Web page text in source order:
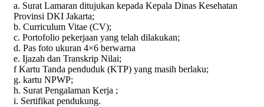
a. Surat Lamaran ditujukan kepada Kepala Dinas Kesehatan
Provinsi DKI Jakarta;
b. Curriculum Vitae (CV);
c. Portofolio pekerjaan yang telah dilakukan;
d. Pas foto ukuran 4×6 berwarna
e. Ijazah dan Transkrip Nilai;
f Kartu Tanda penduduk (KTP) yang masih berlaku;
g. kartu NPWP;
h. Surat Pengalaman Kerja ;
i. Sertifikat pendukung.